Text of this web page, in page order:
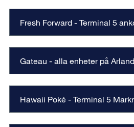
Fresh Forward - Terminal 5
Gateau - alla enheter på
Hawaii Poké - Terminal 5